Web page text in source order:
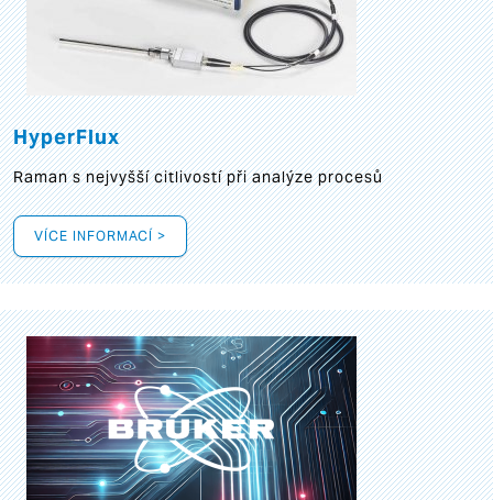
HyperFlux
Raman s nejvyšší citlivostí při analýze procesů
VÍCE INFORMACÍ >